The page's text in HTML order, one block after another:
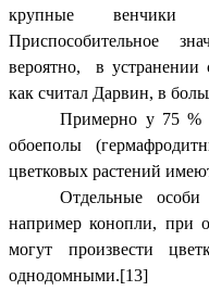
крупные венчики
Приспособительное
вероятно, в
как считал Дарвин, в
Примерно у 75 %
обоеполы
цветковых растений
Отдельные особи
например конопли, при
могут произвести
однодомными.[13]